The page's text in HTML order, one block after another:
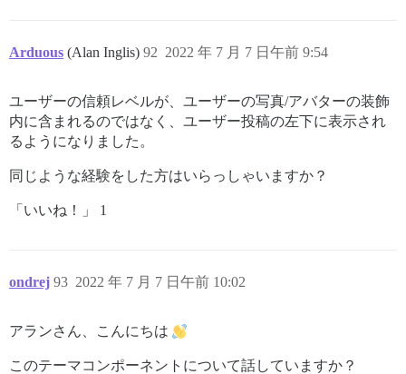
Arduous (Alan Inglis) 2022 年 7 月 7 日午前 9:54
92
ユーザーの信頼レベルが、ユーザーの写真/アバターの装飾
内に含まれるのではなく、ユーザー投稿の左下に表示され
るようになりました。
同じような経験をした方はいらっしゃいますか？
「いいね！」 1
ondrej 2022 年 7 月 7 日午前 10:02
93
アランさん、こんにちは
このテーマコンポーネントについて話していますか？